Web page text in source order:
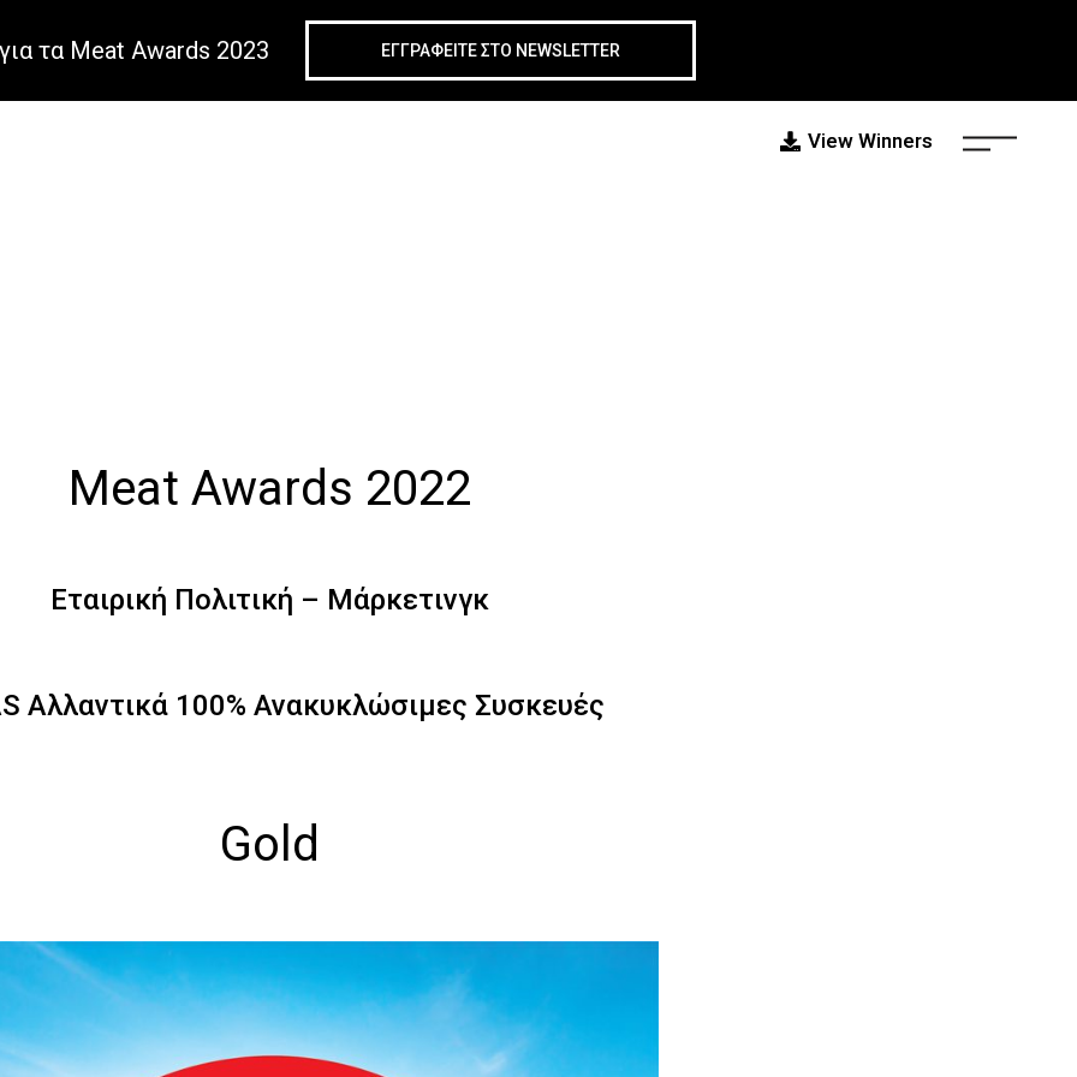
τα Meat Awards 2023 ΕΓΓΡΑΦΕIΤΕ ΣΤΟ NEWSLETTER
View Winners
Meat Awards 2022
Εταιρική Πολιτική – Μάρκετινγκ
Αλλαντικά 100% Ανακυκλώσιμες Συσκευές
Gold